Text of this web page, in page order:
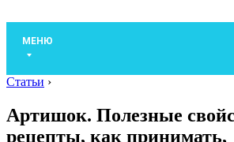
МЕНЮ
Статьи ›
Артишок. Полезные
рецепты, как принимать,